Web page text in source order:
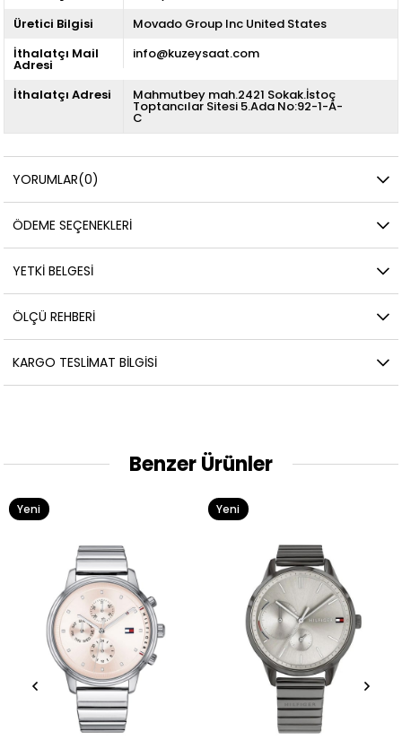
Üretici Bilgisi
Movado Group Inc United States
İthalatçı Mail
Adresi
info@kuzeysaat.com
İthalatçı Adresi Mahmutbey mah.2421 Sokak.İstoç
Toptancılar Sitesi 5.Ada No:92-1-A-
C
YORUMLAR(0)
ÖDEME SEÇENEKLERI
YETKİ BELGESİ
ÖLÇÜ REHBERI
KARGO TESLIMAT BILGISI
Benzer Ürünler